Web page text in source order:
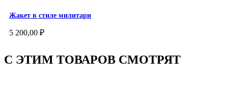
Жакет в стиле милитари
5 200,00 ₽
С ЭТИМ ТОВАРОВ СМОТРЯТ